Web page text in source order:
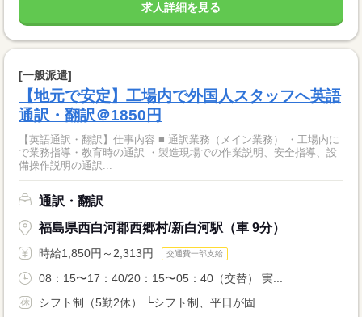
求人詳細を見る
[一般派遣]
【地元で安定】工場内で外国人スタッフへ英語
通訳・翻訳＠1850円
【英語通訳・翻訳】仕事内容 ■ 通訳業務（メイン業務） ・工場内に
で業務指導・教育時の通訳 ・製造現場での作業説明、安全指導、設
備操作説明の通訳...
通訳・翻訳
福島県西白河郡西郷村/新白河駅（車 9分）
時給1,850円～2,313円 交通費一部支給
08：15〜17：40/20：15〜05：40（交替） 実...
シフト制（5勤2休） └シフト制、平日が固...